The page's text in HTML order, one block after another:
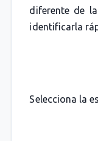
diferente de
identificarla
Selecciona la